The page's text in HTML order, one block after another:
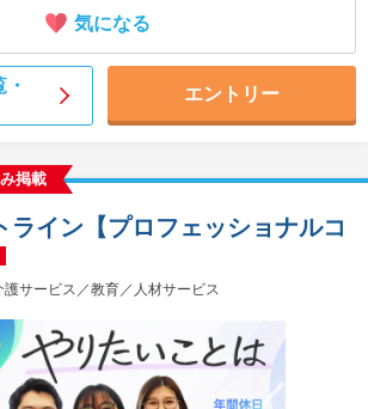
気になる
エントリー
掲載
護サービス／教育／人材サービス
ライン【プロフェッショナルコ